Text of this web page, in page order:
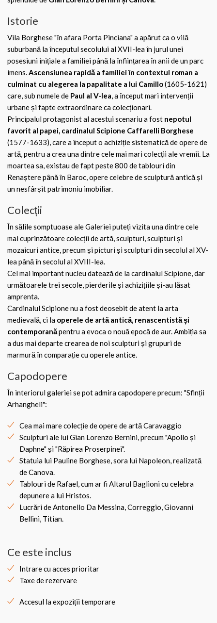
Istorie
Vila Borghese "în afara Porta Pinciana" a apărut ca o vilă
suburbană la începutul secolului al XVII-lea în jurul unei
posesiuni inițiale a familiei până la înființarea în anii de un parc
imens.Ascensiunea rapidă a familiei în contextul roman a
culminat cu alegerea la papalitate a lui Camillo(1605-1621)
care, sub numele de Paul al V-lea, a început mari intervenții
urbane și fapte extraordinare ca colecționari.
Principalul protagonist al acestui scenariu a fost nepotul
favorit al papei, cardinalul Scipione Caffarelli Borghese
(1577-1633), care a început o achiziție sistematică de opere de
artă, pentru a crea una dintre cele mai mari colecții ale vremii. La
moartea sa, existau de fapt peste 800 de tablouri din
Renaștere până în Baroc, opere celebre de sculptură antică și
un nesfârșit patrimoniu imobiliar.
Colecții
În sălile somptuoase ale Galeriei puteți vizita una dintre cele
mai cuprinzătoare colecții de artă, sculpturi, sculpturi și
mozaicuri antice, precum și picturi și sculpturi din secolul al XV-
lea până în secolul al XVIII-lea.
Cel mai important nucleu datează de la cardinalul Scipione, dar
următoarele trei secole, pierderile și achizițiile și-au lăsat
amprenta.
Cardinalul Scipione nu a fost deosebit de atent la arta
medievală, ci la operele de artă antică, renascentistă și
contemporanăpentru a evoca o nouă epocă de aur. Ambiția sa
a dus mai departe crearea de noi sculpturi și grupuri de
marmură în comparație cu operele antice.
Capodopere
În interiorul galeriei se pot admira capodopere precum: "Sfinții
Arhangheli":
Cea mai mare colecție de opere de artă Caravaggio
Sculpturi ale lui Gian Lorenzo Bernini, precum "Apollo și
Daphne" și "Răpirea Proserpinei".
Statuia lui Pauline Borghese, sora lui Napoleon, realizată
de Canova.
Tablouri de Rafael, cum ar fi Altarul Baglioni cu celebra
depunere a lui Hristos.
Lucrări de Antonello Da Messina, Correggio, Giovanni
Bellini, Titian.
Ce este inclus
Intrare cu acces prioritar
Taxe de rezervare
Accesul la expoziții temporare